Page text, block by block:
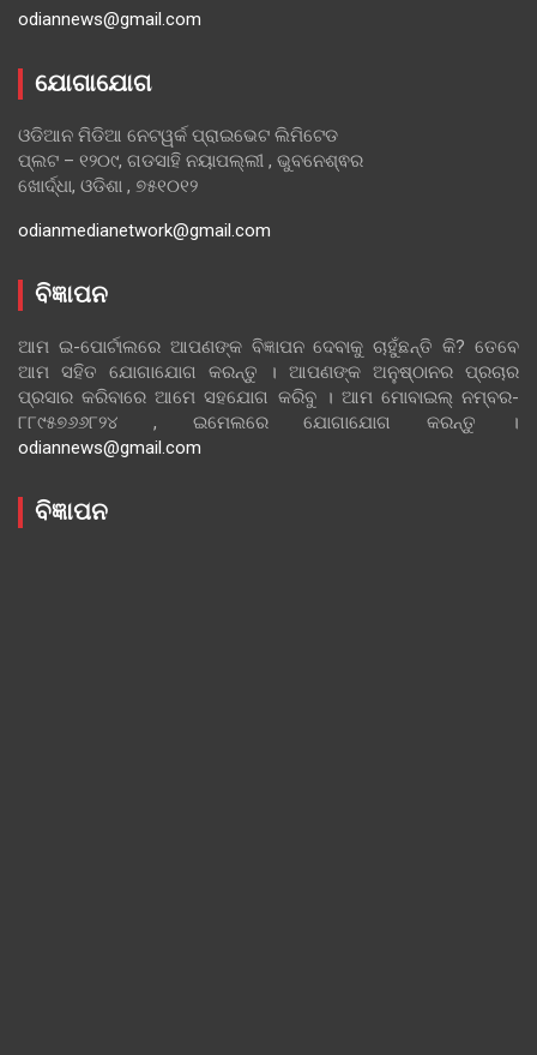
odiannews@gmail.com
ଯୋଗାଯୋଗ
ଓଡିଆନ ମିଡିଆ ନେଟୱର୍କ ପ୍ରାଇଭେଟ ଲିମିଟେଡ
ପ୍ଲଟ – ୧୨୦୯, ଗଡସାହି ନୟାପଲ୍ଲୀ , ଭୁବନେଶ୍ଵର
ଖୋର୍ଦ୍ଧା, ଓଡିଶା , ୭୫୧୦୧୨
odianmedianetwork@gmail.com
ବିଜ୍ଞାପନ
ଆମ ଇ-ପୋର୍ଟାଲରେ ଆପଣଙ୍କ ବିଜ୍ଞାପନ ଦେବାକୁ ଚାହୁଁଛନ୍ତି କି? ତେବେ
ଆମ ସହିତ ଯୋଗାଯୋଗ କରନ୍ତୁ । ଆପଣଙ୍କ ଅନୁଷ୍ଠାନର ପ୍ରଚାର
ପ୍ରସାର କରିବାରେ ଆମେ ସହଯୋଗ କରିବୁ । ଆମ ମୋବାଇଲ୍ ନମ୍ବର-
୮୮୯୫୭୬୬୮୨୪ , ଇମେଲରେ ଯୋଗାଯୋଗ କରନ୍ତୁ ।
odiannews@gmail.com
ବିଜ୍ଞାପନ